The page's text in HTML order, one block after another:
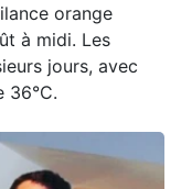
orange
à midi. Les
jours, avec
36°C.